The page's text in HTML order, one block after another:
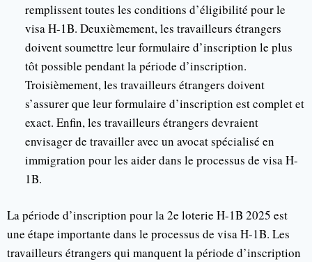
remplissent toutes les conditions d’éligibilité pour le
visa H-1B. Deuxièmement, les travailleurs étrangers
doivent soumettre leur formulaire d’inscription le plus
tôt possible pendant la période d’inscription.
Troisièmement, les travailleurs étrangers doivent
s’assurer que leur formulaire d’inscription est complet et
exact. Enfin, les travailleurs étrangers devraient
envisager de travailler avec un avocat spécialisé en
immigration pour les aider dans le processus de visa H-
1B.
La période d’inscription pour la 2e loterie H-1B 2025 est
une étape importante dans le processus de visa H-1B. Les
travailleurs étrangers qui manquent la période d’inscription